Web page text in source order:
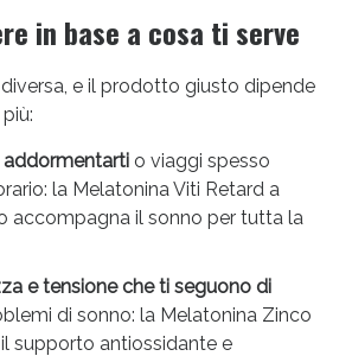
in base a cosa ti serve
e il prodotto giusto dipende
addormentartio viaggi spesso
la Melatonina Viti Retard a
accompagna il sonno per tutta la
e tensione che ti seguono di
di sonno: la Melatonina Zinco
supporto antiossidante e